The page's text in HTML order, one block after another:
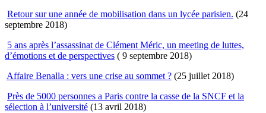
Retour sur une année de mobilisation dans un lycée parisien. (24
septembre 2018)
5 ans après l’assassinat de Clément Méric, un meeting de luttes,
d’émotions et de perspectives ( 9 septembre 2018)
Affaire Benalla : vers une crise au sommet ? (25 juillet 2018)
Près de 5000 personnes a Paris contre la casse de la SNCF et la
sélection à l’université (13 avril 2018)